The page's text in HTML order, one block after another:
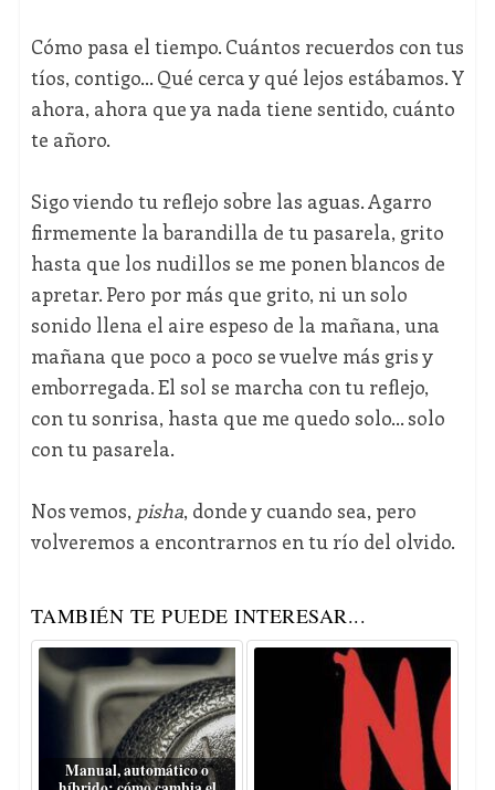
Cómo pasa el tiempo. Cuántos recuerdos con tus
tíos, contigo… Qué cerca y qué lejos estábamos. Y
ahora, ahora que ya nada tiene sentido, cuánto
te añoro.
Sigo viendo tu reflejo sobre las aguas. Agarro
firmemente la barandilla de tu pasarela, grito
hasta que los nudillos se me ponen blancos de
apretar. Pero por más que grito, ni un solo
sonido llena el aire espeso de la mañana, una
mañana que poco a poco se vuelve más gris y
emborregada. El sol se marcha con tu reflejo,
con tu sonrisa, hasta que me quedo solo… solo
con tu pasarela.
Nos vemos, pisha, donde y cuando sea, pero
volveremos a encontrarnos en tu río del olvido.
TAMBIÉN TE PUEDE INTERESAR...
Manual, automático o